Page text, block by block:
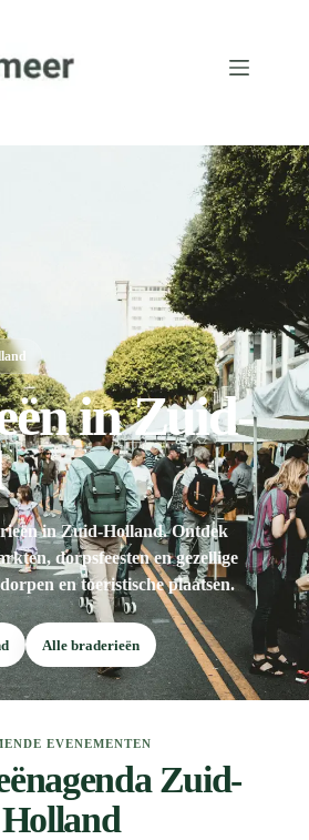
in Zuid-
in Zuid-Holland. Ontdek
dorpsfeesten en gezellige
en toeristische plaatsen.
Alle braderieën
EVENEMENTEN
Zuid-
Holland